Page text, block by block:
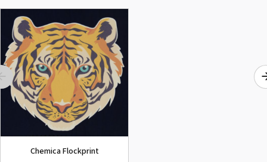
ROLAND DG VersaArt RE-640 /
OCCASION
Voir le détail
Chemica Flockprint